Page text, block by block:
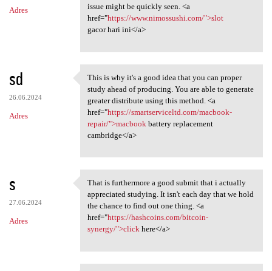
Adres
issue might be quickly seen. <a
href="https://www.nimossushi.com/">slot
gacor hari ini</a>
sd
26.06.2024
Adres
This is why it's a good idea
This is why it's a good idea that you can proper
study ahead of producing. You are able to generate
greater distribute using this method. <a
href="https://smartserviceltd.com/macbook-
repair/">macbook battery replacement
cambridge</a>
s
27.06.2024
Adres
That is furthermore a good
That is furthermore a good submit that i actually
appreciated studying. It isn't each day that we hold
the chance to find out one thing. <a
href="https://hashcoins.com/bitcoin-
synergy/">clickhere</a>